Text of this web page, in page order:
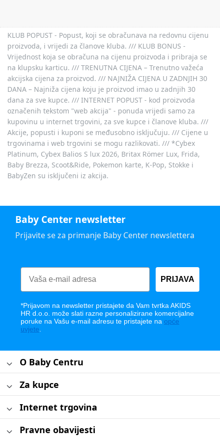
KLUB POPUST - Popust, koji se obračunava na redovnu cijenu
proizvoda, i vrijedi za članove kluba. /// KLUB BONUS -
Vrijednost koja se obračuna na cijenu proizvoda i pribraja se
na klupsku karticu. /// TRENUTNA CIJENA – Trenutno važeća
akcijska cijena za proizvod. /// NAJNIŽA CIJENA U ZADNJIH 30
DANA – Najniža cijena koju je proizvod imao u zadnjih 30
dana za sve kupce. /// INTERNET POPUST - kod proizvoda
označenih tekstom "web akcija" - ponuda vrijedi samo za
kupovinu u internet trgovini, za sve kupce i članove kluba. ///
Akcije, popusti i kuponi se međusobno isključuju. /// Cijene u
trgovinama i web trgovini se mogu razlikovati. /// *Cybex
Platinum, Cybex Balios S lux 2026, Britax Römer Lux, Frida,
Baby Brezza, Scoot&Ride, Pokemon karte, K-Pop, Stokke i
BabyZen su isključeni iz akcija.
Baby Center newsletter
Prijavite se za primanje Baby Center newslettera
PRIJAVA
*Prijavom na newsletter pristajete da Vam tvrtka AKIDS
HR d.o.o. može slati razne personalizirane komercijalne
poruke na Vašu e-mail adresu te pristajete na opće
uvjete.
O Baby Centru
Za kupce
Internet trgovina
Pravne obavijesti